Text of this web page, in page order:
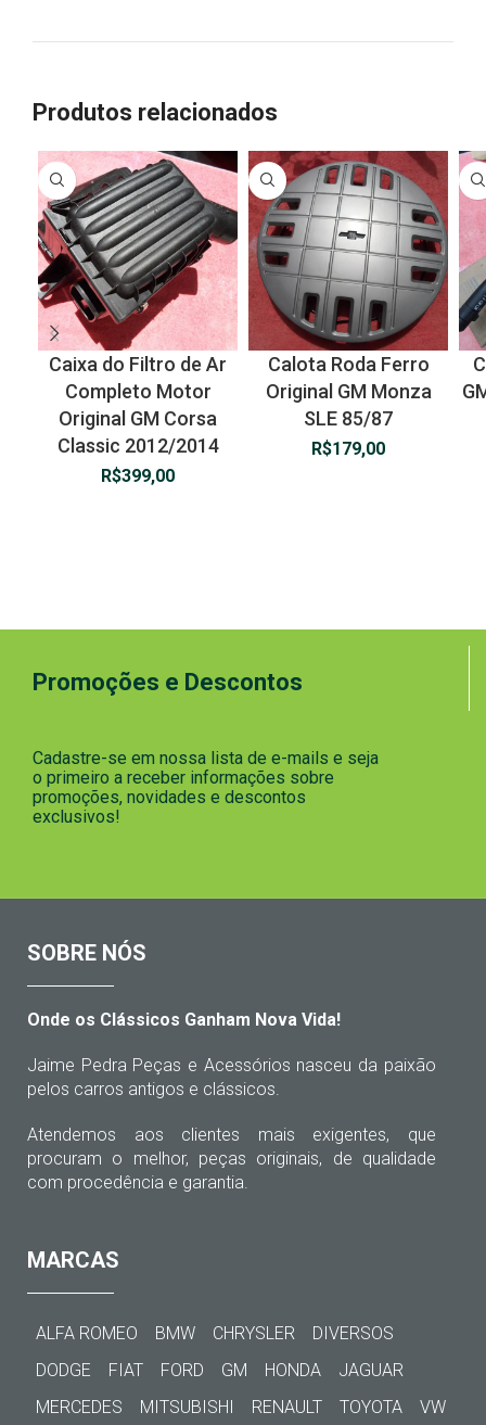
Produtos relacionados
Caixa do Filtro de Ar
Completo Motor
Original GM Corsa
Classic 2012/2014
R$399,00
Calota Roda Ferro
Original GM Monza
SLE 85/87
R$179,00
Promoções e Descontos
Cadastre-se em nossa lista de e-mails e seja
o primeiro a receber informações sobre
promoções, novidades e descontos
exclusivos!
SOBRE NÓS
Onde os Clássicos Ganham Nova Vida!
Jaime Pedra Peças e Acessórios nasceu da paixão
pelos carros antigos e clássicos.
Atendemos aos clientes mais exigentes, que
procuram o melhor, peças originais, de qualidade
com procedência e garantia.
MARCAS
ALFA ROMEO BMW CHRYSLER
DIVERSOS
DODGE
FIAT FORD GM HONDA
JAGUAR
MERCEDES
MITSUBISHI RENAULT TOYOTA
VW